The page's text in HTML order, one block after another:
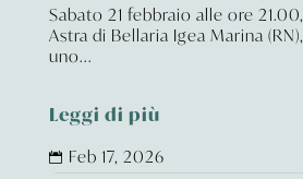
Sabato 21 febbraio alle ore
Astra di Bellaria Igea Marina
uno...
Leggi di più
 Feb 17, 2026